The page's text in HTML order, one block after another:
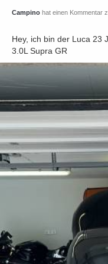
Campino hat einen Kommentar
Hey, ich bin der Luca 23
3.0L Supra GR